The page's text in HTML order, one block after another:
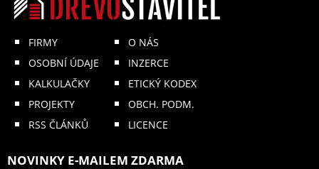
FIRMY
OSOBNÍ ÚDAJE
KALKULAČKY
PROJEKTY
RSS ČLÁNKŮ
O NÁS
INZERCE
ETICKÝ KODEX
OBCH. PODM.
LICENCE
NOVINKY E-MAILEM ZDARMA